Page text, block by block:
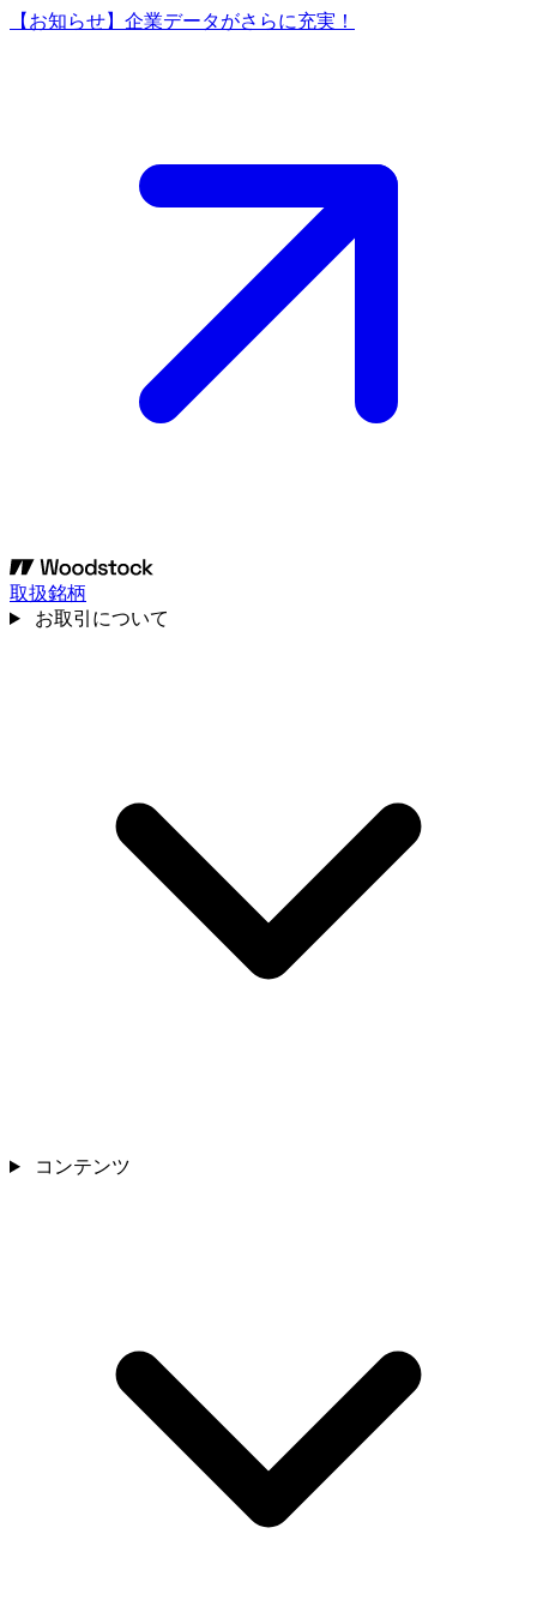
【お知らせ】企業データがさらに充実！
取扱銘柄
お取引について
コンテンツ